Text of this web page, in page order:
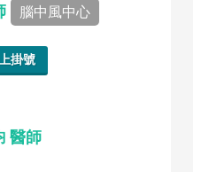
腦中風中心
掛號
醫師